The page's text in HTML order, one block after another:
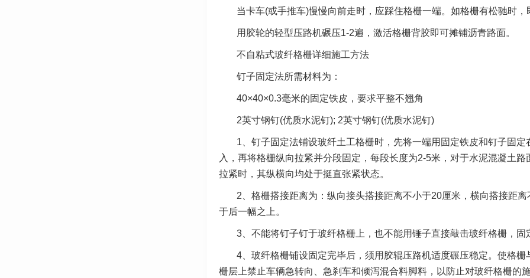
当卡车(或手推车)慢慢向前走时，应踩住格栅一端。如格栅有松驰时，
用胶轮的轻型压路机碾压1-2遍，激活格栅背胶即可摊铺沥青路面。
不自粘式玻纤格栅详细施工方法
钉子固定法所需材料为：
40×40×0.3毫米的固定铁皮，要求平整不翘角
2英寸钢钉(优质水泥钉); 2英寸钢钉(优质水泥钉)
1、钉子固定法铺设玻纤土工格栅时，先将一端用固定铁皮和钉子固
入，再将格栅纵向拉紧并分段固定，每段长度为2-5米，对于水泥混凝土
拉紧时，其纵横向均处于挺直张紧状态。
2、格栅搭接距离为：纵向接头搭接距离不小于20厘米，横向搭接距
于后一幅之上。
3、不能将钉子钉于玻纤格栅上，也不能用锤子直接敲击玻纤格栅，固
4、玻纤格栅铺设固定完毕后，须用胶辊压路机适度碾压稳定。使格
栅层上禁止车辆急转向、急刹车和倾泻混合料脚料，以防止对玻纤格栅的施